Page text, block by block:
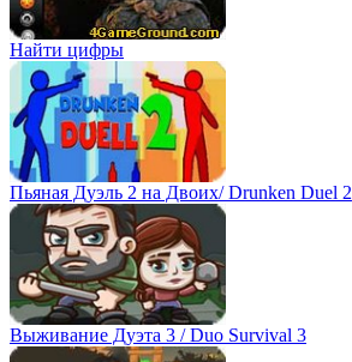
Найти цифры
Пьяная Дуэль 2 на Двоих/ Drunken Duel 2
Выживание Дуэта 3 / Duo Survival 3